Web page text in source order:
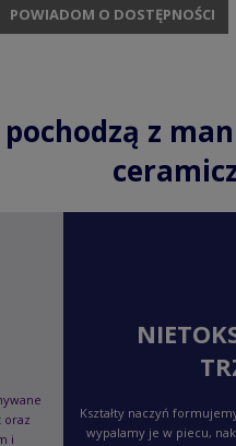
POWIADOM O DOSTĘPNOŚCI
z
oraz
i
Kształty naczyń
wypalamy je w piecu,